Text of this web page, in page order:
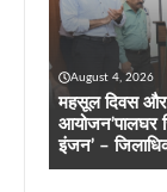
August 4, 2026
महसूल दिवस और
आयोजन’पालघर
इंजन’ –